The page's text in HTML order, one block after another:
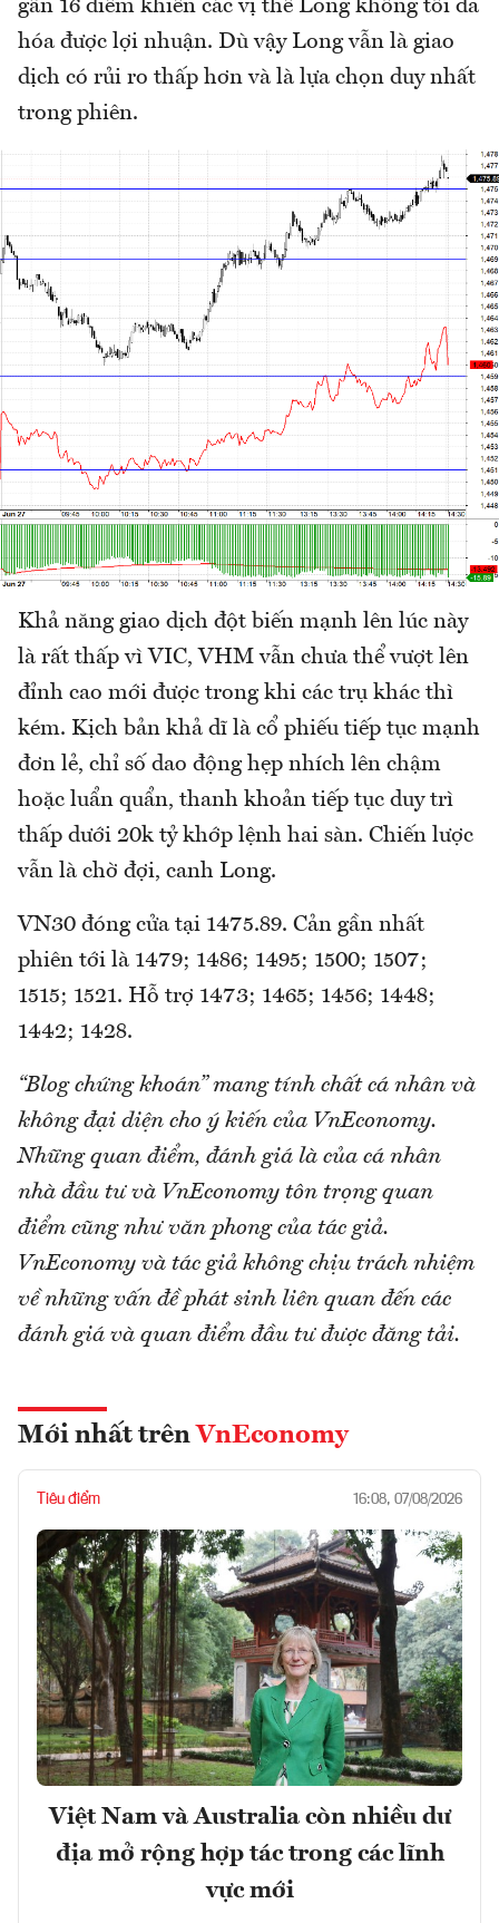
gần 16 điểm khiến các vị thế Long không tối đa
hóa được lợi nhuận. Dù vậy Long vẫn là giao
dịch có rủi ro thấp hơn và là lựa chọn duy nhất
trong phiên.
Khả năng giao dịch đột biến mạnh lên lúc này
là rất thấp vì VIC, VHM vẫn chưa thể vượt lên
đỉnh cao mới được trong khi các trụ khác thì
kém. Kịch bản khả dĩ là cổ phiếu tiếp tục mạnh
đơn lẻ, chỉ số dao động hẹp nhích lên chậm
hoặc luẩn quẩn, thanh khoản tiếp tục duy trì
thấp dưới 20k tỷ khớp lệnh hai sàn. Chiến lược
vẫn là chờ đợi, canh Long.
VN30 đóng cửa tại 1475.89. Cản gần nhất
phiên tới là 1479; 1486; 1495; 1500; 1507;
1515; 1521. Hỗ trợ 1473; 1465; 1456; 1448;
1442; 1428.
“Blog chứng khoán” mang tính chất cá nhân và
không đại diện cho ý kiến của VnEconomy.
Những quan điểm, đánh giá là của cá nhân
nhà đầu tư và VnEconomy tôn trọng quan
điểm cũng như văn phong của tác giả.
VnEconomy và tác giả không chịu trách nhiệm
về những vấn đề phát sinh liên quan đến các
đánh giá và quan điểm đầu tư được đăng tải.
Mới nhất trên VnEconomy
Tiêu điểm 16:08, 07/08/2026
Việt Nam và Australia còn nhiều dư
địa mở rộng hợp tác trong các lĩnh
vực mới